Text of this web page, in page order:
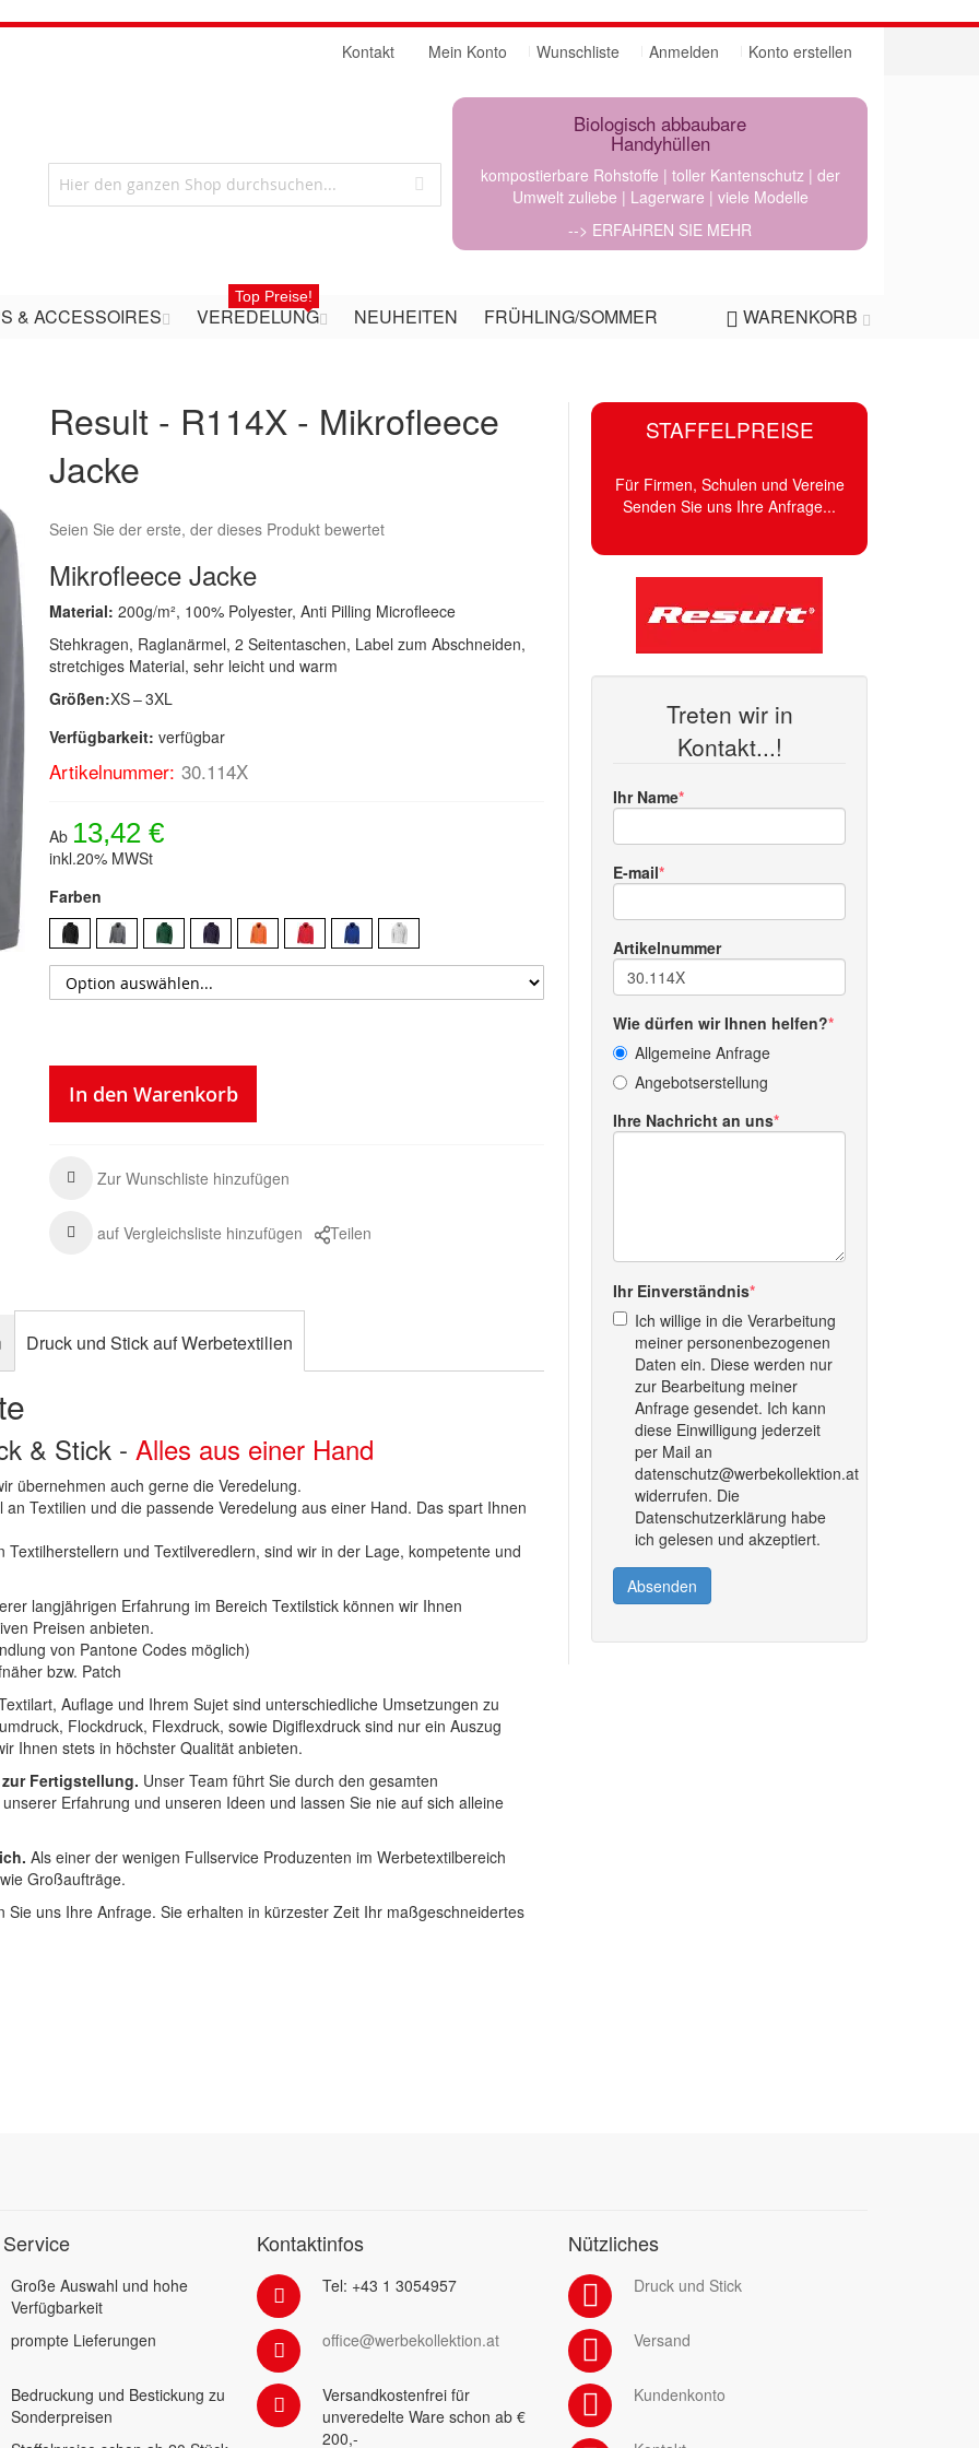
Mein Konto Wunschliste Anmelden Konto erstellen
Kontakt
Biologisch abbaubare
Handyhüllen
kompostierbare Rohstoffe | toller Kantenschutz | der
Umwelt zuliebe | Lagerware | viele Modelle
--> ERFAHREN SIE MEHR
WARENKORB
& ACCESSOIRES VEREDELUNG
Top Preise!
NEUHEITEN FRÜHLING/SOMMER
Result - R114X - Mikrofleece
Jacke
Seien Sie der erste, der dieses Produkt bewertet
Mikrofleece Jacke
Material: 200g/m², 100% Polyester, Anti Pilling Microfleece
Stehkragen, Raglanärmel, 2 Seitentaschen, Label zum Abschneiden,
stretchiges Material, sehr leicht und warm
Größen:XS – 3XL
Verfügbarkeit: verfügbar
Artikelnummer: 30.114X
Ab 13,42 €
inkl.20% MWSt
Farben
In den Warenkorb
Zur Wunschliste hinzufügen
auf Vergleichsliste hinzufügen Teilen
STAFFELPREISE
Für Firmen, Schulen und Vereine
Senden Sie uns Ihre Anfrage...
Treten wir in
Kontakt...!
Ihr Name
E-mail
Artikelnummer
Wie dürfen wir Ihnen helfen?
Allgemeine Anfrage
Angebotserstellung
Ihre Nachricht an uns
Ihr Einverständnis
Ich willige in die Verarbeitung
meiner personenbezogenen
Daten ein. Diese werden nur
zur Bearbeitung meiner
Anfrage gesendet. Ich kann
diese Einwilligung jederzeit
per Mail an
datenschutz@werbekollektion.at
widerrufen. Die
Datenschutzerklärung habe
ich gelesen und akzeptiert.
Absenden
Druck und Stick auf Werbetextilien
& Stick -Alles aus einer Hand
übernehmen auch gerne die Veredelung.
Textilien und die passende Veredelung aus einer Hand. Das spart Ihnen
und Textilveredlern, sind wir in der Lage, kompetente und
langjährigen Erfahrung im Bereich Textilstick können wir Ihnen
Preisen anbieten.
von Pantone Codes möglich)
bzw. Patch
Auflage und Ihrem Sujet sind unterschiedliche Umsetzungen zu
Flockdruck, Flexdruck, sowie Digiflexdruck sind nur ein Auszug
Ihnen stets in höchster Qualität anbieten.
Fertigstellung. Unser Team führt Sie durch den gesamten
Erfahrung und unseren Ideen und lassen Sie nie auf sich alleine
Als einer der wenigen Fullservice Produzenten im Werbetextilbereich
Großaufträge.
uns Ihre Anfrage. Sie erhalten in kürzester Zeit Ihr maßgeschneidertes
Große Auswahl und hohe
Verfügbarkeit
prompte Lieferungen
Bedruckung und Bestickung zu
Sonderpreisen
Kontaktinfos
Tel: +43 1 3054957
office@werbekollektion.at
Versandkostenfrei für
unveredelte Ware schon ab €
200,-
Nützliches
Druck und Stick
Versand
Kundenkonto